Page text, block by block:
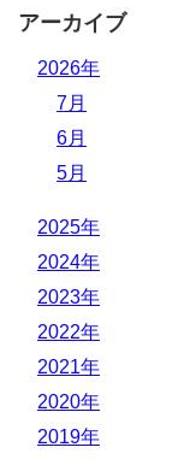
アーカイブ
2026年
7月
6月
5月
2025年
2024年
2023年
2022年
2021年
2020年
2019年